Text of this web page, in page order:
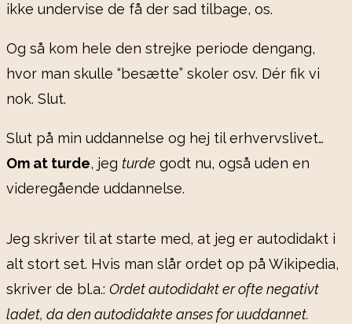
ikke undervise de få der sad tilbage, os.
Og så kom hele den strejke periode dengang,
hvor man skulle “besætte” skoler osv. Dér fik vi
nok. Slut.
Slut på min uddannelse og hej til erhvervslivet…
Om at turde, jeg turde godt nu, også uden en
videregående uddannelse.
Jeg skriver til at starte med, at jeg er autodidakt i
alt stort set. Hvis man slår ordet op på Wikipedia,
skriver de bl.a.: Ordet autodidakt er ofte negativt
ladet, da den autodidakte anses for uuddannet.